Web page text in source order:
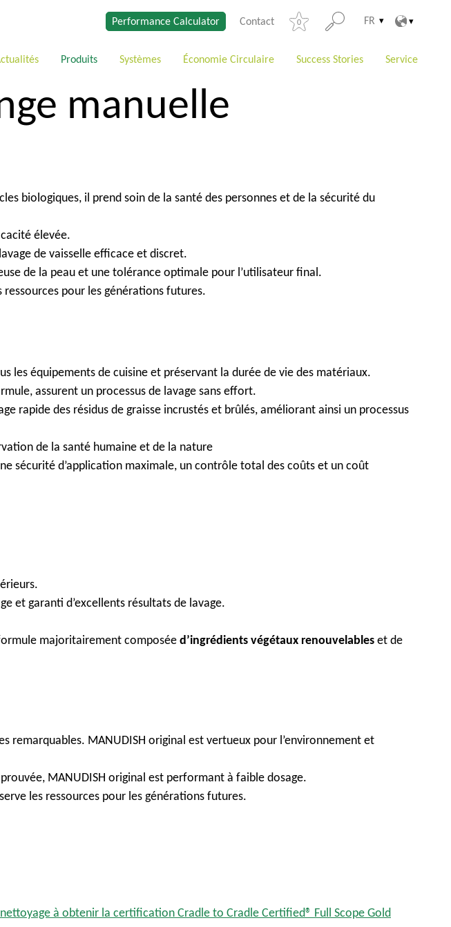
Performance Calculator Contact 0 FR
Produits Systèmes Économie Circulaire Success Stories Service
manuelle
biologiques, il prend soin de la santé des personnes et de la sécurité du
élevée.
de vaisselle efficace et discret.
de la peau et une tolérance optimale pour l’utilisateur final.
pour les générations futures.
les équipements de cuisine et préservant la durée de vie des matériaux.
assurent un processus de lavage sans effort.
rapide des résidus de graisse incrustés et brûlés, améliorant ainsi un processus
de la santé humaine et de la nature
sécurité d’application maximale, un contrôle total des coûts et un coût
et garanti d’excellents résultats de lavage.
majoritairement composéed’ingrédients végétaux renouvelableset de
MANUDISH original est vertueux pour l’environnement et
MANUDISH original est performant à faible dosage.
les ressources pour les générations futures.
à obtenir la certification Cradle to Cradle Certified® Full Scope Gold